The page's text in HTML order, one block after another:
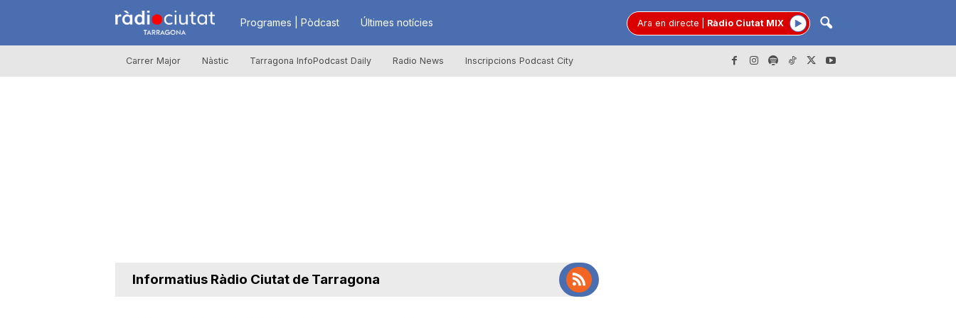
R
à
Programes | Pòdcast Últimes notícies Ara en directe Ràdio Ciutat MIX
Carrer Major Nàstic Tarragona InfoPodcast Daily Radio News Inscripcions Podcast City
Informatius Ràdio Ciutat de Tarragona